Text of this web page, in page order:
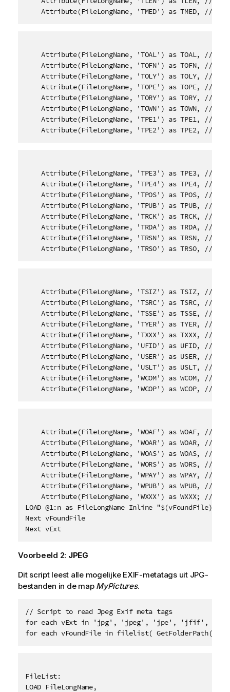
Attribute(FileLongName, 'TMED') as TMED, //
Attribute(FileLongName, 'TOAL') as TOAL, //
Attribute(FileLongName, 'TOFN') as TOFN, //
Attribute(FileLongName, 'TOLY') as TOLY, //
Attribute(FileLongName, 'TOPE') as TOPE, //
Attribute(FileLongName, 'TORY') as TORY, //
Attribute(FileLongName, 'TOWN') as TOWN, //
Attribute(FileLongName, 'TPE1') as TPE1, //
Attribute(FileLongName, 'TPE2') as TPE2, //
Attribute(FileLongName, 'TPE3') as TPE3, //
Attribute(FileLongName, 'TPE4') as TPE4, //
Attribute(FileLongName, 'TPOS') as TPOS, //
Attribute(FileLongName, 'TPUB') as TPUB, //
Attribute(FileLongName, 'TRCK') as TRCK, //
Attribute(FileLongName, 'TRDA') as TRDA, //
Attribute(FileLongName, 'TRSN') as TRSN, //
Attribute(FileLongName, 'TRSO') as TRSO, //
Attribute(FileLongName, 'TSIZ') as TSIZ, //
Attribute(FileLongName, 'TSRC') as TSRC, //
Attribute(FileLongName, 'TSSE') as TSSE, //
Attribute(FileLongName, 'TYER') as TYER, //
Attribute(FileLongName, 'TXXX') as TXXX, //
Attribute(FileLongName, 'UFID') as UFID, //
Attribute(FileLongName, 'USER') as USER, //
Attribute(FileLongName, 'USLT') as USLT, //
Attribute(FileLongName, 'WCOM') as WCOM, //
Attribute(FileLongName, 'WCOP') as WCOP, //
Attribute(FileLongName, 'WOAF') as WOAF, //
Attribute(FileLongName, 'WOAR') as WOAR, //
Attribute(FileLongName, 'WOAS') as WOAS, //
Attribute(FileLongName, 'WORS') as WORS, //
Attribute(FileLongName, 'WPAY') as WPAY, //
Attribute(FileLongName, 'WPUB') as WPUB, //
Attribute(FileLongName, 'WXXX') as WXXX; //
LOAD @1:n as FileLongName Inline
Next vFoundFile
Next vExt
Voorbeeld 2: JPEG
Dit script leest alle mogelijke EXIF-metatags uit JPG-
bestanden in de map MyPictures.
// Script to read Jpeg Exif meta tags
for each vExt in 'jpg', 'jpeg', 'jpe', 'jfif',
for each vFoundFile in filelist(
FileList:
LOAD FileLongName,